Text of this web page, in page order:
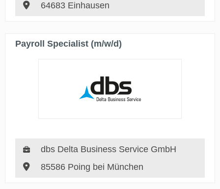
64683 Einhausen
Payroll Specialist (m/w/d)
dbs Delta Business Service GmbH
85586 Poing bei München